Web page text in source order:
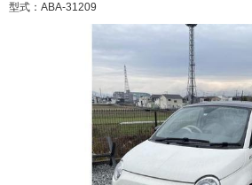
型式：ABA-31209